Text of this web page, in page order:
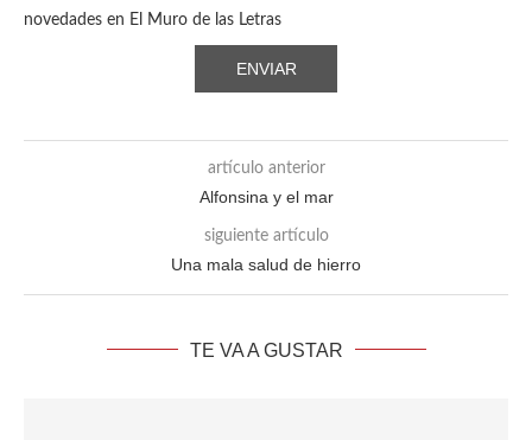
novedades en El Muro de las Letras
artículo anterior
Alfonsina y el mar
siguiente artículo
Una mala salud de hierro
TE VA A GUSTAR